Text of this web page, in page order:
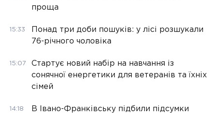
проща
15:33
Понад три доби пошуків: у лісі розшукали
76-річного чоловіка
15:07
Стартує новий набір на навчання із
сонячної енергетики для ветеранів та їхніх
сімей
14:18
В Івано-Франківську підбили підсумки